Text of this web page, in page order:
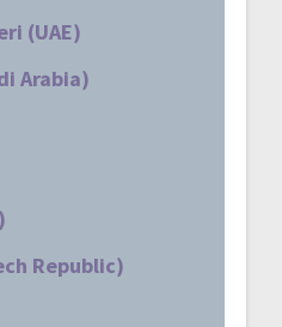
(UAE)
Arabia)
Republic)